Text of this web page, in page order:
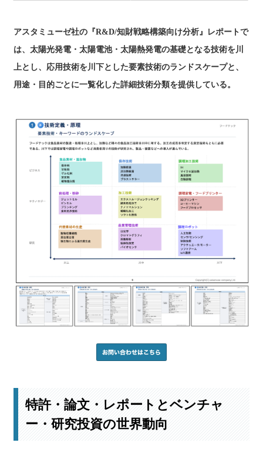
アスタミューゼ社の『R&D/知財戦略構築向け分析』レポートで
は、太陽光発電・太陽電池・太陽熱発電の基礎となる技術を川
上とし、応用技術を川下とした要素技術のランドスケープと、
用途・目的ごとに一覧化した詳細技術分類を提供している。
特許・論文・レポートとベンチャ
ー・研究投資の世界動向